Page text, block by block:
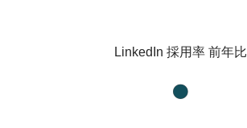
LinkedIn 採用率 前年比